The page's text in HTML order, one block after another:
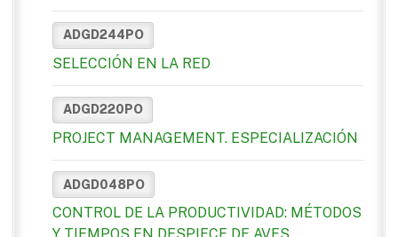
ADGD244PO
SELECCIÓN EN LA RED
ADGD220PO
PROJECT MANAGEMENT. ESPECIALIZACIÓN
ADGD048PO
CONTROL DE LA PRODUCTIVIDAD: MÉTODOS